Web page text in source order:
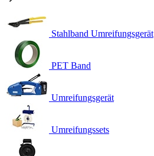
Stahlband Umreifungsgerät
PET Band
Umreifungsgerät
Umreifungssets